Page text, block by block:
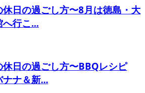
日の過ごし方〜8月は徳島・大
行こ...
休日の過ごし方〜BBQレシピ
ナ＆新...